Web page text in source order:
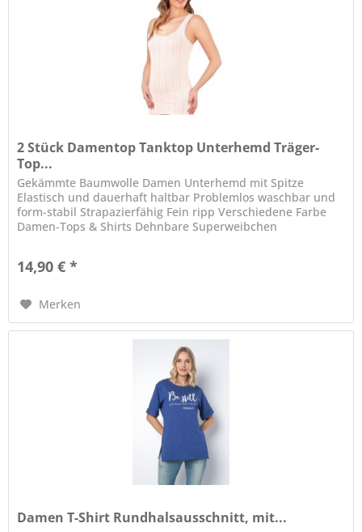
2 Stück Damentop Tanktop Unterhemd Träger-
Top...
Gekämmte Baumwolle Damen Unterhemd mit Spitze
Elastisch und dauerhaft haltbar Problemlos waschbar und
form-stabil Strapazierfähig Fein ripp Verschiedene Farbe
Damen-Tops & Shirts Dehnbare Superweibchen
14,90 € *
Merken
Damen T-Shirt Rundhalsausschnitt, mit...